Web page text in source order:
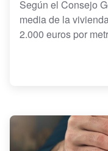
Según el Consejo
media de la
2.000 euros por